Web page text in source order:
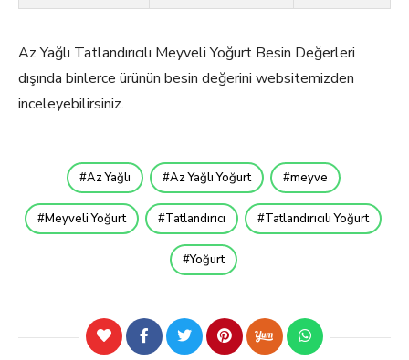
Az Yağlı Tatlandırıcılı Meyveli Yoğurt Besin Değerleri
dışında binlerce ürünün besin değerini websitemizden
inceleyebilirsiniz.
Az Yağlı Az Yağlı Yoğurt meyve
Meyveli Yoğurt Tatlandırıcı Tatlandırıcılı Yoğurt
Yoğurt